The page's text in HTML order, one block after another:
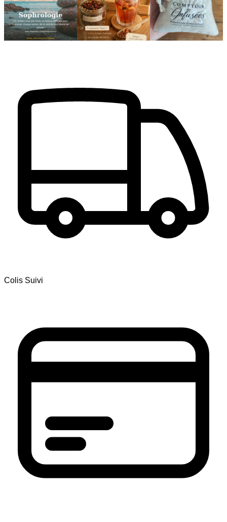
8 1
Le...
11 0
24 2
Colis Suivi